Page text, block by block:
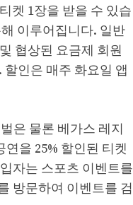
켓 1장을 받을 수 있습
이루어집니다. 일반
협상된 요금제 회원
인은 매주 화요일 앱
은 물론 베가스 레지
을 25% 할인된 티켓
자는 스포츠 이벤트를
방문하여 이벤트를 검